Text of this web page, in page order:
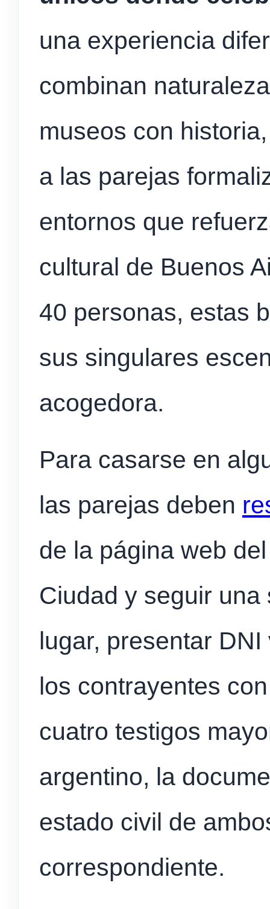
una experiencia
combinan
museos con
a las parejas
entornos que
cultural de Buenos
40 personas, estas
sus singulares
acogedora.
Para casarse en
las parejas deben
de la página web
Ciudad y seguir
lugar, presentar
los contrayentes
cuatro testigos
argentino, la
estado civil de
correspondiente.